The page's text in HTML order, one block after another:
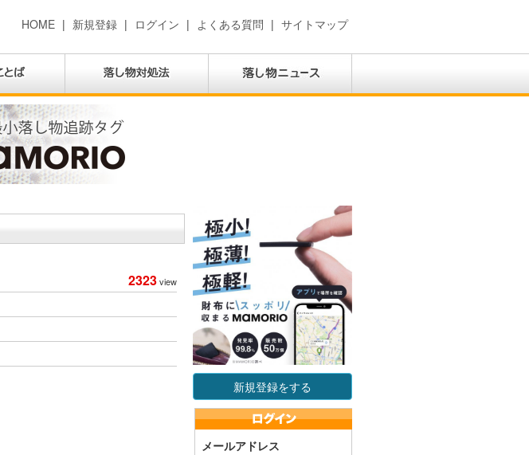
HOME | 新規登録 | ログイン | よくある質問 | サイトマップ
新規登録をする
メールアドレス
2323view